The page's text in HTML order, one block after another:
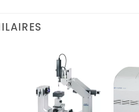
Ajouter
à la liste
d’envies